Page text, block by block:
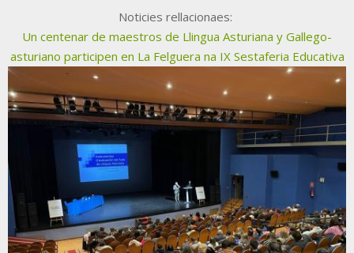
Noticies rellacionaes:
Un centenar de maestros de Llingua Asturiana y Gallego-
asturiano participen en La Felguera na IX Sestaferia Educativa